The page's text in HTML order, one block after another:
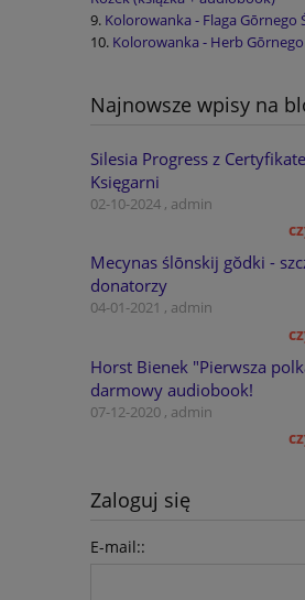
Kolorowanka - Flaga Gōrnego
Kolorowanka - Herb
Najnowsze wpisy na
Silesia Progress z
Księgarni
02-10-2024 , admin
Mecynas ślōnskij gŏdki -
donatorzy
04-01-2021 , admin
Horst Bienek "Pierwsza
darmowy audiobook!
07-12-2020 , admin
Zaloguj się
E-mail::